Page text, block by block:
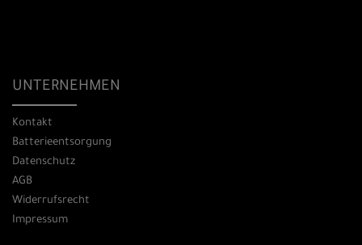
UNTERNEHMEN
Kontakt
Batterieentsorgung
Datenschutz
AGB
Widerrufsrecht
Impressum